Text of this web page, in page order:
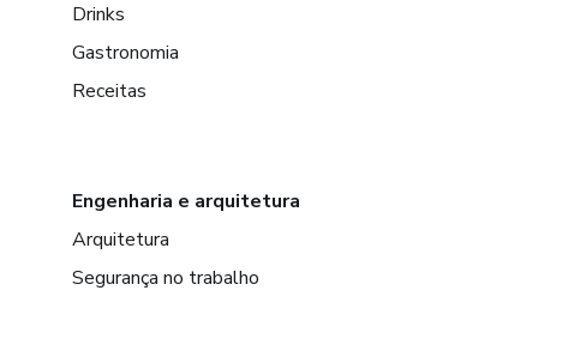
Drinks
Gastronomia
Receitas
Engenharia e arquitetura
Arquitetura
Segurança no trabalho